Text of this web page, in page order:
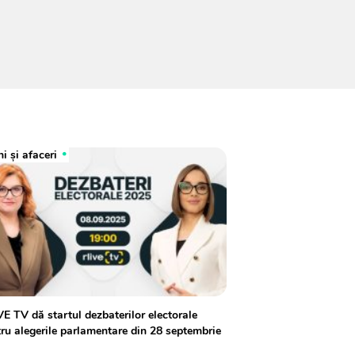
și afaceri
TV dă startul dezbaterilor electorale
alegerile parlamentare din 28 septembrie